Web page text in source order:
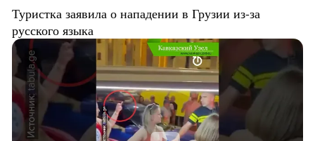
Туристка заявила о нападении в Грузии из-за
русского языка